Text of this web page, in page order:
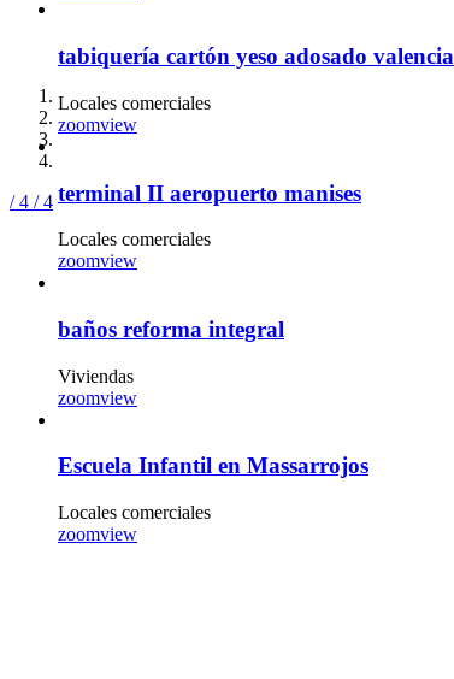
/ 4 / 4
tabiquería cartón yeso adosado valencia
Locales comerciales
zoomview
terminal II aeropuerto manises
Locales comerciales
zoomview
baños reforma integral
Viviendas
zoomview
Escuela Infantil en Massarrojos
Locales comerciales
zoomview